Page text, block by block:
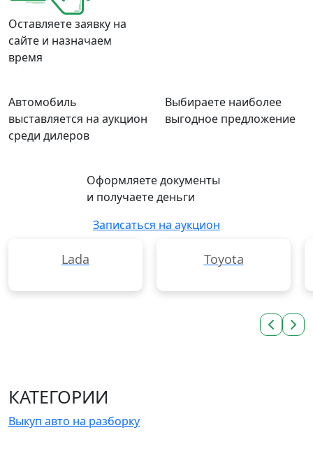
Оставляете заявку на
сайте и назначаем
время
Автомобиль
выставляется на аукцион
среди дилеров
Выбираете наиболее
выгодное предложение
Оформляете документы
и получаете деньги
Записаться на аукцион
Lada Toyota
КАТЕГОРИИ
Выкуп авто на разборку